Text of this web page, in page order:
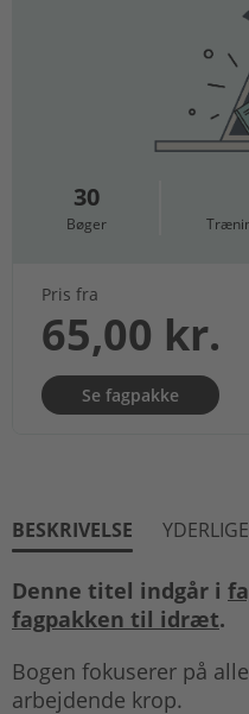
30
Bøger
Pris fra
65,00 kr.
Se fagpakke
BESKRIVELSE
Denne titel indgår i
fagpakken til idræt.
Bogen fokuserer på
arbejdende krop.